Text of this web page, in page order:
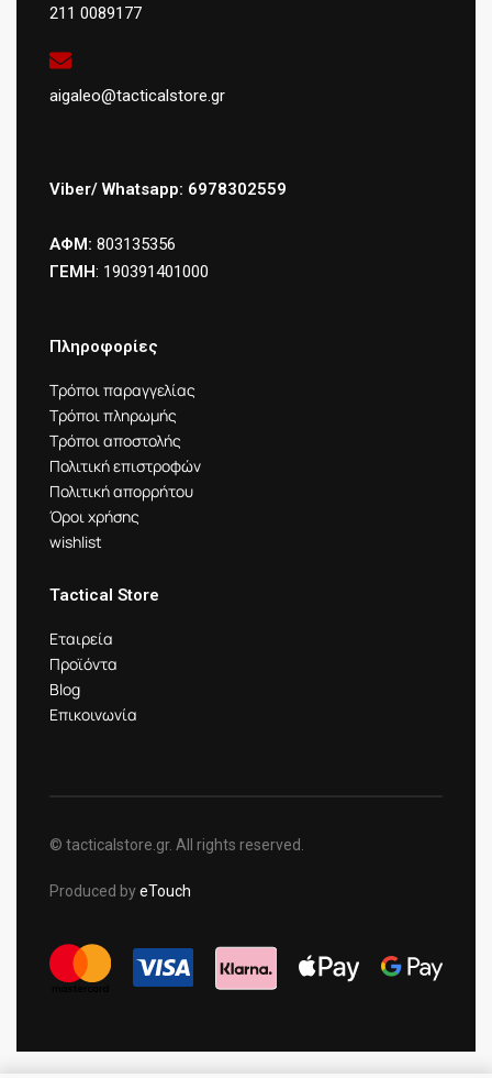
211 0089177
aigaleo@tacticalstore.gr
Viber/ Whatsapp: 6978302559
ΑΦΜ: 803135356
ΓΕΜΗ: 190391401000
Πληροφορίες
Τρόποι παραγγελίας
Τρόποι πληρωμής
Τρόποι αποστολής
Πολιτική επιστροφών
Πολιτική απορρήτου
Όροι χρήσης
wishlist
Tactical Store
Εταιρεία
Προϊόντα
Blog
Επικοινωνία
© tacticalstore.gr. All rights reserved.
Produced byeTouch